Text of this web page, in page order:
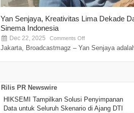
Yan Senjaya, Kreativitas Lima Dekade
Sinema Indonesia
Dec 22, 2025 Comments Off
Jakarta, Broadcastmagz – Yan Senjaya
Rilis PR Newswire
HIKSEMI Tampilkan Solusi Penyimpanan
Data untuk Seluruh Skenario di Ajang DTI